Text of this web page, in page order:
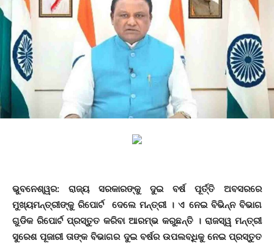
ଭୁବନେଶ୍ୱର: ରାଜ୍ୟ ସରକାରଙ୍କୁ ଦୁଇ ବର୍ଷ ପୂର୍ତ୍ତି ଅବସରରେ
ମୁଖ୍ୟମନ୍ତ୍ରୀଙ୍କୁ ରିପୋର୍ଟ ଦେଲେ ମନ୍ତ୍ରୀ । ଏ ନେଇ ବିଭିନ୍ନ ବିଭାଗ
ଗୁଡିକ ରିପୋର୍ଟ ପ୍ରସ୍ତୁତ କରିବା ଆରମ୍ଭ କରୁଛନ୍ତି । ରାଜସ୍ୱ ମନ୍ତ୍ରୀ
ସୁରେଶ ପୂଜାରୀ ତାଙ୍କ ବିଭାଗର ଦୁଇ ବର୍ଷର ଉପଲବ୍ଧିକୁ ନେଇ ପ୍ରସ୍ତୁତ